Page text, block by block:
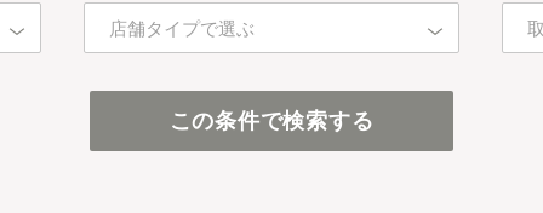
店舗タイプで選ぶ
アインズ＆トルペ（カウンセリング）
この条件で検索する